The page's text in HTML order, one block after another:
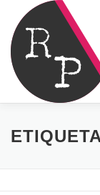
contenido
INICIO